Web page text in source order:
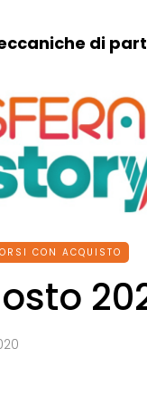
di
CON ACQUISTO